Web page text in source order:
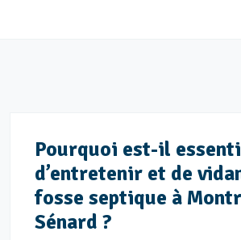
Pourquoi est-il
d’entretenir et de
fosse septique à
Sénard ?